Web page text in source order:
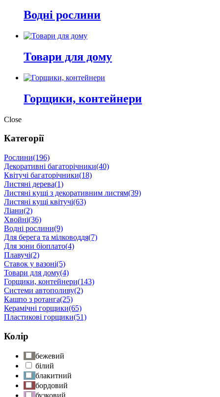
Водні рослини
Товари для дому
Горщики, контейнери
Close
Категорії
Рослини(196)
Декоративні багаторічники(40)
Квітучі багаторічники(18)
Листяні дерева(1)
Листяні кущі з декоративним листям(39)
Листяні кущі квітучі(63)
Ліани(2)
Хвойні(36)
Водні рослини(9)
Для берега та мілководдя(7)
Для зони біоплато(4)
Плавучі(2)
Ставок у вазоні(5)
Товари для дому(4)
Горщики, контейнери(143)
Системи автополиву(2)
Кашпо з ротанга(25)
Керамічні горщики(65)
Пластикові горщики(51)
Колір
бежевий
білий
блакитний
бордовий